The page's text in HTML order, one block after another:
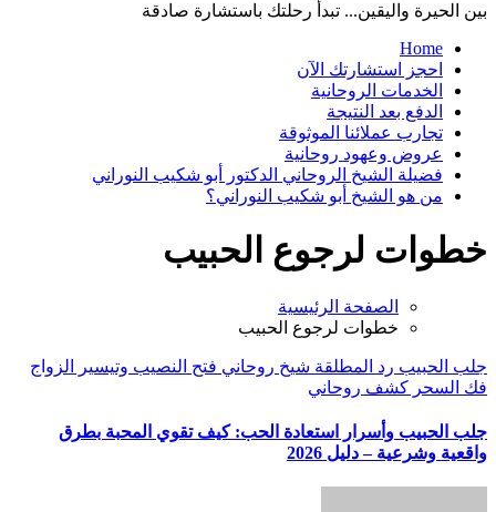
بين الحيرة واليقين... تبدأ رحلتك باستشارة صادقة
Home
احجز استشارتك الآن
الخدمات الروحانية
الدفع بعد النتيجة
تجارب عملائنا الموثوقة
عروض وعهود روحانية
فضيلة الشيخ الروحاني الدكتور أبو شكيب النوراني
من هو الشيخ أبو شكيب النوراني؟
خطوات لرجوع الحبيب
الصفحة الرئيسية
خطوات لرجوع الحبيب
جلب الحبيب رد المطلقة شيخ روحاني فتح النصيب وتيسير الزواج
فك السحر كشف روحاني
جلب الحبيب وأسرار استعادة الحب: كيف تقوي المحبة بطرق
واقعية وشرعية – دليل 2026